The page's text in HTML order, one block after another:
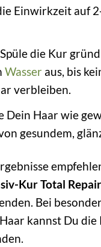
Einwirkzeit auf
Spüle die Kur
Wasser aus, bis
verbleiben.
Dein Haar wie
gesundem,
Kur Total Repair
Bei
kannst Du die